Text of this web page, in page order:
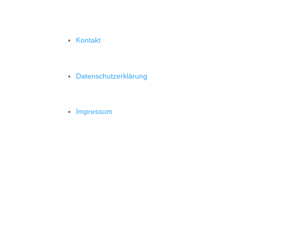
Kontakt
Datenschutzerklärung
Impressum